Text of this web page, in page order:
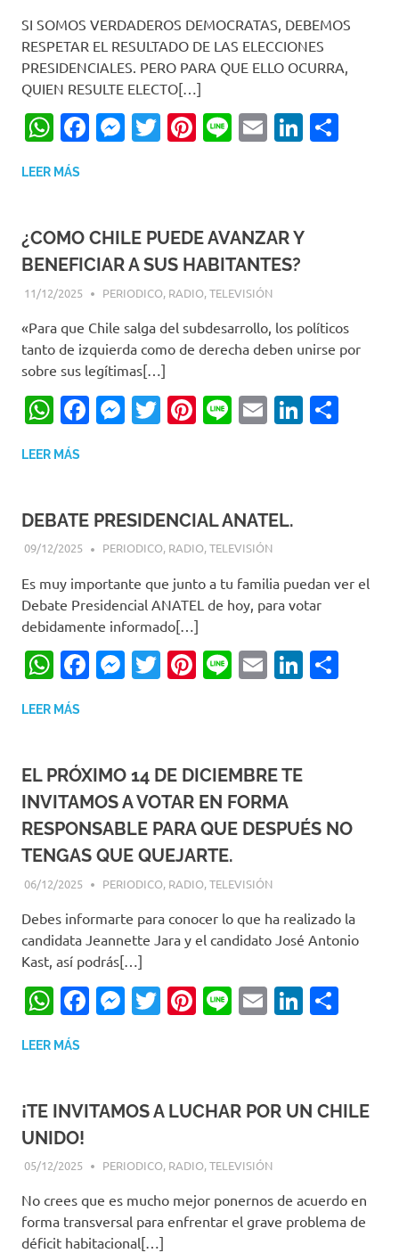
SI SOMOS VERDADEROS DEMOCRATAS, DEBEMOS
RESPETAR EL RESULTADO DE LAS ELECCIONES
PRESIDENCIALES. PERO PARA QUE ELLO OCURRA,
QUIEN RESULTE ELECTO[…]
WhatsApp
Facebook
Messenger
Twitter
Pinterest
LineEmail
LEER MÁS
¿COMO CHILE PUEDE AVANZAR Y
BENEFICIAR A SUS HABITANTES?
11/12/2025 EDITOR-RET
PERIODICO, RADIO,TELEVISIÓN
«Para que Chile salga del subdesarrollo, los políticos
tanto de izquierda como de derecha deben unirse por
sobre sus legítimas[…]
WhatsApp
Facebook
Messenger
Twitter
Pinterest
LineEmail
LEER MÁS
DEBATE PRESIDENCIAL ANATEL.
09/12/2025 EDITOR-RET
PERIODICO, RADIO,TELEVISIÓN
Es muy importante que junto a tu familia puedan ver el
Debate Presidencial ANATEL de hoy, para votar
debidamente informado[…]
WhatsApp
Facebook
Messenger
Twitter
Pinterest
LineEmail
LEER MÁS
EL PRÓXIMO 14 DE DICIEMBRE TE
INVITAMOS A VOTAR EN FORMA
RESPONSABLE PARA QUE DESPUÉS NO
TENGAS QUE QUEJARTE.
06/12/2025 EDITOR-RET
PERIODICO, RADIO,TELEVISIÓN
Debes informarte para conocer lo que ha realizado la
candidata Jeannette Jara y el candidato José Antonio
Kast, así podrás[…]
WhatsApp
Facebook
Messenger
Twitter
Pinterest
LineEmail
LEER MÁS
¡TE INVITAMOS A LUCHAR POR UN CHILE
UNIDO!
05/12/2025 EDITOR-RET
PERIODICO, RADIO,TELEVISIÓN
No crees que es mucho mejor ponernos de acuerdo en
forma transversal para enfrentar el grave problema de
déficit habitacional[…]